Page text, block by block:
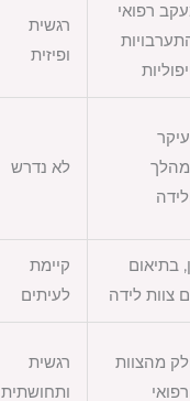
רפואי
רגשית
ופיזית
לא נדרש
בתיאום
צוות לידה
קיימת
לעיתים
מהצוות
רגשית
ותחושתית